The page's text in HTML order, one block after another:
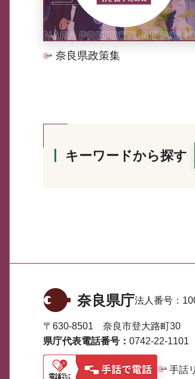
奈良県政策集
キーワードから探す
奈良県庁法人番号：
〒630-8501 奈良市登大路町30
県庁代表電話番号： 0742-22-1101
手話